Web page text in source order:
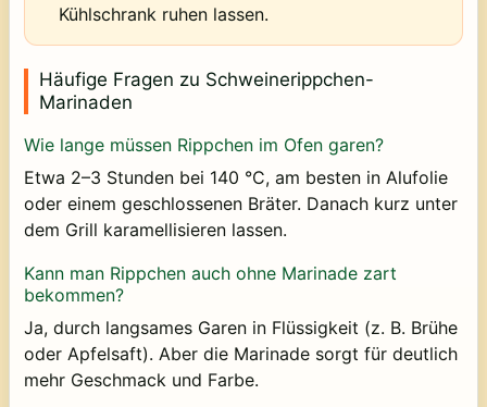
Kühlschrank ruhen lassen.
Häufige Fragen zu Schweinerippchen-
Marinaden
Wie lange müssen Rippchen im Ofen garen?
Etwa 2–3 Stunden bei 140 °C, am besten in Alufolie
oder einem geschlossenen Bräter. Danach kurz unter
dem Grill karamellisieren lassen.
Kann man Rippchen auch ohne Marinade zart
bekommen?
Ja, durch langsames Garen in Flüssigkeit (z. B. Brühe
oder Apfelsaft). Aber die Marinade sorgt für deutlich
mehr Geschmack und Farbe.